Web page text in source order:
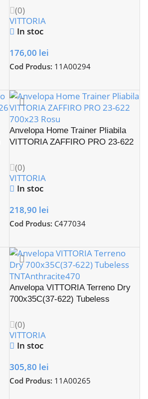
(0)
VITTORIA
In stoc
176,00 lei
Cod Produs: 11A00294
Anvelopa Home Trainer Pliabila
VITTORIA ZAFFIRO PRO 23-622
(0)
VITTORIA
In stoc
218,90 lei
Cod Produs: C477034
Anvelopa VITTORIA Terreno Dry
700x35C(37-622) Tubeless
(0)
VITTORIA
In stoc
305,80 lei
Cod Produs: 11A00265